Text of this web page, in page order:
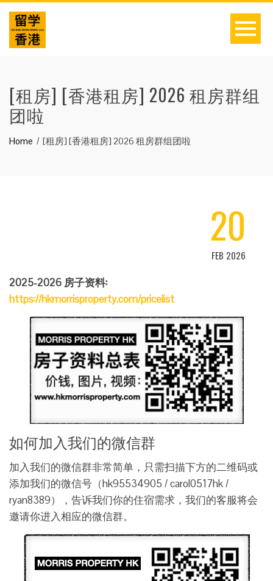
[租房] [香港租房] 2026 租房群组
团啦
Home [租房] [香港租房] 2026 租房群组团啦
20
FEB 2026
2025-2026 房子资料:
https://hkmorrisproperty.com/pricelist
如何加入我们的微信群
加入我们的微信群非常简单，只需扫描下方的二维码或
添加我们的微信号（hk95534905 / carol0517hk /
ryan8389），告诉我们你的住宿需求，我们的客服将会
邀请你进入相应的微信群。